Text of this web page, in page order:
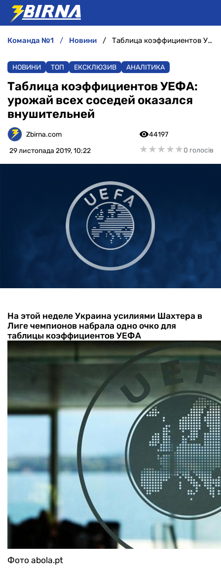
АНАЛІТИКА
ІНТЕРВ'Ю
РІЗНЕ
БУКМЕКЕРИ
команда №1 новини Таблица коэффициентов УЕФА: урожай всех соседей оказался внушительней
НОВИНИ ТОП ЕКСКЛЮЗИВ АНАЛІТИКА
Таблица коэффициентов УЕФА:
урожай всех соседей оказался
внушительней
Zbirna.com
29 листопада 2019, 10:22
44197
★★★★★
★★★★★0 голосів
На этой неделе Украина усилиями Шахтера в
Лиге чемпионов набрала одно очко для
таблицы коэффициентов УЕФА
Фото abola.pt